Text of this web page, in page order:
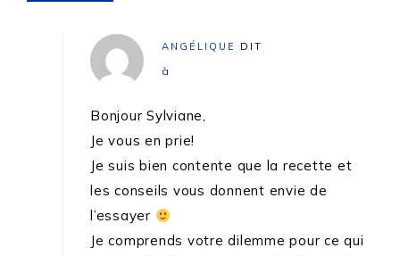
ANGÉLIQUE DIT
à
Bonjour Sylviane,
Je vous en prie!
Je suis bien contente que la recette et
les conseils vous donnent envie de
l’essayer
Je comprends votre dilemme pour ce qui